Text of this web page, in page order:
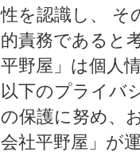
性を認識し、 そ
的責務であると
平野屋」は個人
以下のプライバ
の保護に努め、
会社平野屋」が